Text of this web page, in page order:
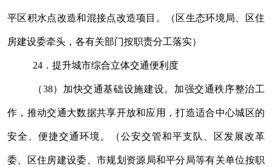
平区积水点改造和混接点改造项目。（区生态环境局、区住
房建设委牵头，各有关部门按职责分工落实）
24 ．提升城市综合立体交通便利度
（38）加快交通基础设施建设。加强交通秩序整治工
作，推动交通大数据共享开放和应用，打造适合中心城区的
安全、便捷交通环境。（公安交管和平支队、区发展改革
委、区住房建设委、市规划资源局和平分局等有关单位按职